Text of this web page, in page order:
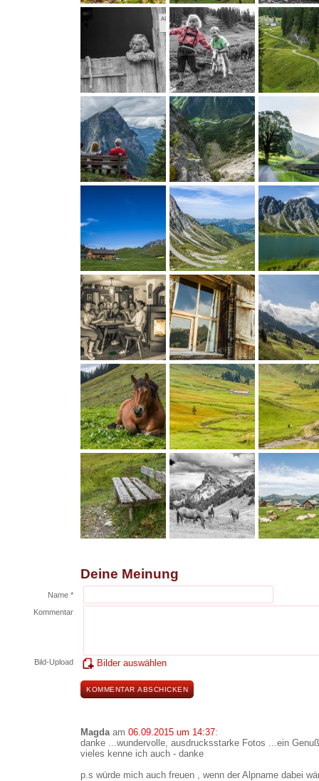
Deine Meinung
Name *
Kommentar
Bild-Upload Bilder auswählen
Magdaam 06.09.2015 um 14:37:
danke ...wundervolle, ausdrucksstarke Fotos ...ein
vieles kenne ich auch - danke
p.s würde mich auch freuen , wenn der Alpname dabei